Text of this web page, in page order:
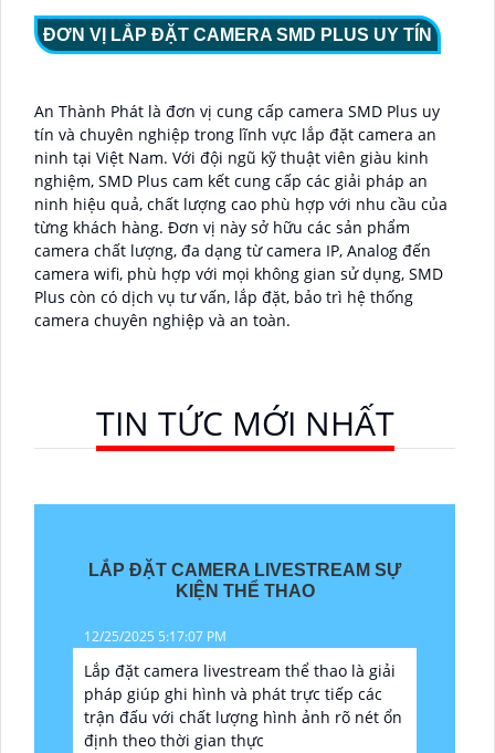
ĐƠN VỊ LẮP ĐẶT CAMERA SMD PLUS UY TÍN
An Thành Phát là đơn vị cung cấp camera SMD Plus uy
tín và chuyên nghiệp trong lĩnh vực lắp đặt camera an
ninh tại Việt Nam. Với đội ngũ kỹ thuật viên giàu kinh
nghiệm, SMD Plus cam kết cung cấp các giải pháp an
ninh hiệu quả, chất lượng cao phù hợp với nhu cầu của
từng khách hàng. Đơn vị này sở hữu các sản phẩm
camera chất lượng, đa dạng từ camera IP, Analog đến
camera wifi, phù hợp với mọi không gian sử dụng, SMD
Plus còn có dịch vụ tư vấn, lắp đặt, bảo trì hệ thống
camera chuyên nghiệp và an toàn.
TIN TỨC MỚI NHẤT
LẮP ĐẶT CAMERA LIVESTREAM SỰ
KIỆN THỂ THAO
12/25/2025 5:17:07 PM
Lắp đặt camera livestream thể thao là giải
pháp giúp ghi hình và phát trực tiếp các
trận đấu với chất lượng hình ảnh rõ nét ổn
định theo thời gian thực